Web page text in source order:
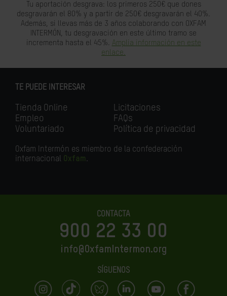
Tu aportación desgrava: los primeros 250€ que dones
desgravarán el 80% y a partir de 250€ desgravarán el 40%.
Además, si llevas más de 3 años colaborando con OXFAM
INTERMÓN, tu desgravación en este último tramo se
incrementa hasta el 45%. Amplia información en este
enlace.
TE PUEDE INTERESAR
Tienda Online
Empleo
Voluntariado
Licitaciones
FAQs
Política de privacidad
Oxfam Intermón es miembro de la confederación
internacional Oxfam.
CONTACTA
900 22 33 00
info@OxfamIntermon.org
SÍGUENOS